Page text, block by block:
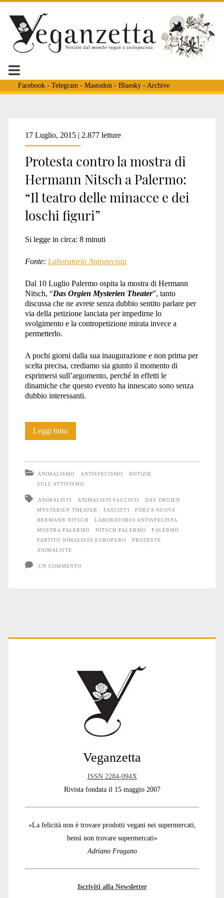
Facebook- Telegram - Mastodon - Bluesky- Archive
Tag:
<span>nitsch
palermo</span>
17 Luglio, 2015 | 2.877 letture
Protesta contro la mostra di
Hermann Nitsch a Palermo:
“Il teatro delle minacce e dei
loschi figuri”
Si legge in circa: 8 minuti
Fonte: Laboratorio Antispecista
Dal 10 Luglio Palermo ospita la mostra di Hermann
Nitsch, “Das Orgien Mysterien Theater”, tanto
discussa che ne avrete senza dubbio sentito parlare per
via della petizione lanciata per impedirne lo
svolgimento e la contropetizione mirata invece a
permetterlo.
A pochi giorni dalla sua inaugurazione e non prima per
scelta precisa, crediamo sia giunto il momento di
esprimersi sull’argomento, perché in effetti le
dinamiche che questo evento ha innescato sono senza
dubbio interessanti.
Leggi tuttoProtesta
mostra
di
Hermann
Nitsch
figuri”
ANIMALISMO ANTISPECISMO
NOTIZIE
SULL'ATTIVISMO
ANIMALISTI ANIMALISTI FASCISTI
DAS ORGIEN
MYSTERIEN THEATER
FASCISTI
FORZA NUOVA
HERMANN NITSCH
LABORATORIO ANTISPECISTA
MOSTRA PALERMO
NITSCH PALERMO
PALERMO
PARTITO NIMALISTA EUROPERO
PROTESTE
ANIMALISTE
UN COMMENTO
Primary
Veganzetta
ISSN 2284-094X
Rivista fondata il 15 maggio 2007
«La felicità non è trovare prodotti vegani nei supermercati,
bensì non trovare supermercati»
Adriano Fragano
Iscriviti alla Newsletter